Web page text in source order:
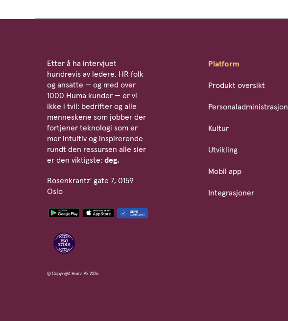
Etter å ha intervjuet
hundrevis av ledere, HR folk
og ansatte — og med over
1000 Huma kunder — er vi
ikke i tvil: bedrifter og alle
menneskene som jobber der
fortjener teknologi som er
mer intuitiv og inspirerende
rundt den ressursen alle sier
er den viktigste: deg.
Rosenkrantz' gate 7, 0159
Oslo
© Copyright Huma AS 2026.
Platform
Produkt oversikt
Personaladministrasjon
Kultur
Utvikling
Mobil app
Integrasjoner